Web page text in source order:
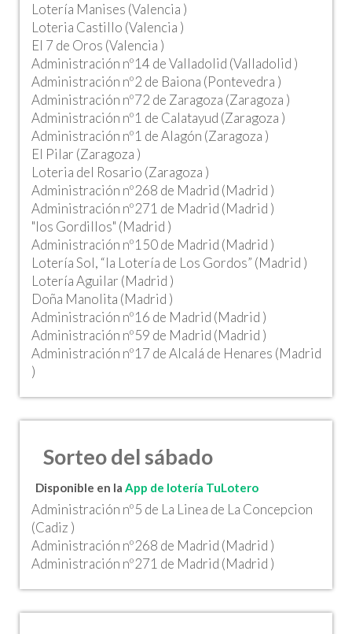
Lotería Manises (Valencia )
Loteria Castillo (Valencia )
El 7 de Oros (Valencia )
Administración nº14 de Valladolid (Valladolid )
Administración nº2 de Baiona (Pontevedra )
Administración nº72 de Zaragoza (Zaragoza )
Administración nº1 de Calatayud (Zaragoza )
Administración nº1 de Alagón (Zaragoza )
El Pilar (Zaragoza )
Loteria del Rosario (Zaragoza )
Administración nº268 de Madrid (Madrid )
Administración nº271 de Madrid (Madrid )
"los Gordillos" (Madrid )
Administración nº150 de Madrid (Madrid )
Lotería Sol, “la Lotería de Los Gordos” (Madrid )
Lotería Aguilar (Madrid )
Doña Manolita (Madrid )
Administración nº16 de Madrid (Madrid )
Administración nº59 de Madrid (Madrid )
Administración nº17 de Alcalá de Henares (Madrid
)
Sorteo del sábado
Disponible en la App de lotería TuLotero
Administración nº5 de La Linea de La Concepcion
(Cadiz )
Administración nº268 de Madrid (Madrid )
Administración nº271 de Madrid (Madrid )